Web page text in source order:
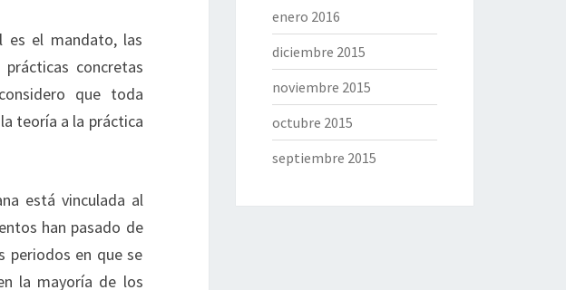
es el mandato, las
concretas
que toda
teoría a la práctica
está vinculada al
han pasado de
periodos en que se
la mayoría de los
enero 2016
diciembre 2015
noviembre 2015
octubre 2015
septiembre 2015